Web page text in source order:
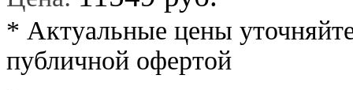
* Актуальные цены
публичной офертой